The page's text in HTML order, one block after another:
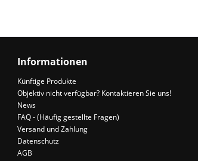
Informationen
Künftige Produkte
Objektiv nicht verfügbar? Kontaktieren Sie uns!
News
FAQ - (Häufig gestellte Fragen)
Versand und Zahlung
Datenschutz
AGB